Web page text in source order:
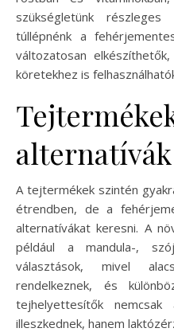
szükségletünk
túllépnénk a
változatosan
köretekhez is
alternatívák
A tejtermékek szintén
étrendben, de a
alternatívákat keresni. A
például a mandula-,
választások, mivel
rendelkeznek, és
tejhelyettesítők
illeszkednek, hanem